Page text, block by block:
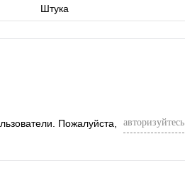
Штука
Пожалуйста, авторизуйтесь